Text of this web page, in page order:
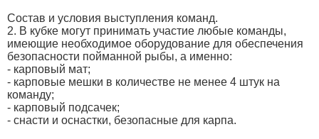
Состав и условия выступления команд.
2. В кубке могут принимать участие любые команды,
имеющие необходимое оборудование для обеспечения
безопасности пойманной рыбы, а именно:
- карповый мат;
- карповые мешки в количестве не менее 4 штук на
команду;
- карповый подсачек;
- снасти и оснастки, безопасные для карпа.